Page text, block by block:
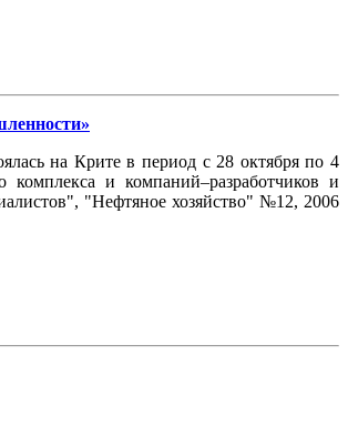
на Крите в период с 28 октября по 4
комплекса и компаний–разработчиков и
"Нефтяное хозяйство" №12, 2006